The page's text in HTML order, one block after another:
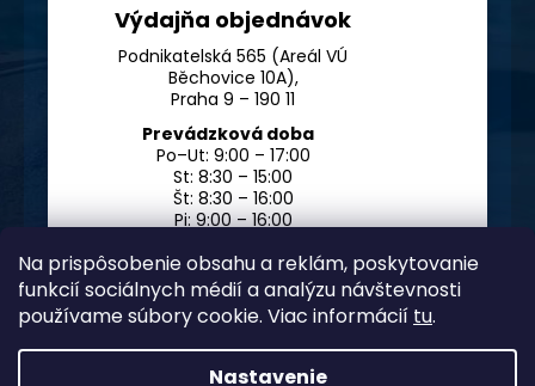
Na prispôsobenie obsahu a reklám, poskytovanie
funkcií sociálnych médií a analýzu návštevnosti
používame súbory cookie. Viac informácií tu.
Nastavenie
Výdajňa objednávok
Podnikatelská 565 (Areál VÚ
Běchovice 10A),
Praha 9 – 190 11
Prevádzková doba
Po–Ut: 9:00 – 17:00
St: 8:30 – 15:00
Št: 8:30 – 16:00
Pi: 9:00 – 16:00